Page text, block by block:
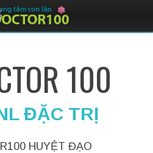
100
ĐẶC TRỊ
HUYỆT ĐẠO